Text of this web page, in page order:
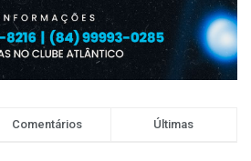
Comentários Últimas